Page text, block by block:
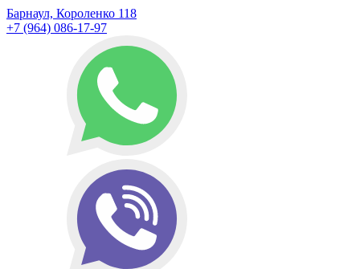
Барнаул, Короленко 118
+7 (964) 086-17-97